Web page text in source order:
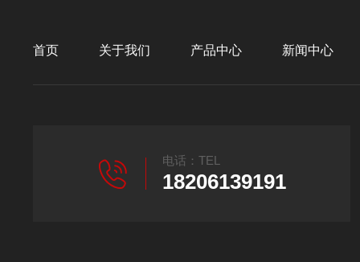
首页 关于我们 产品中心 新闻中心
电话：TEL
18206139191